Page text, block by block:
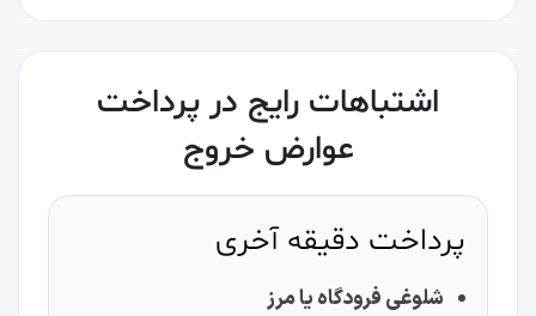
اشتباهات رایج در پرداخت
عوارض خروج
پرداخت دقیقه آخری
شلوغی فرودگاه یا مرز